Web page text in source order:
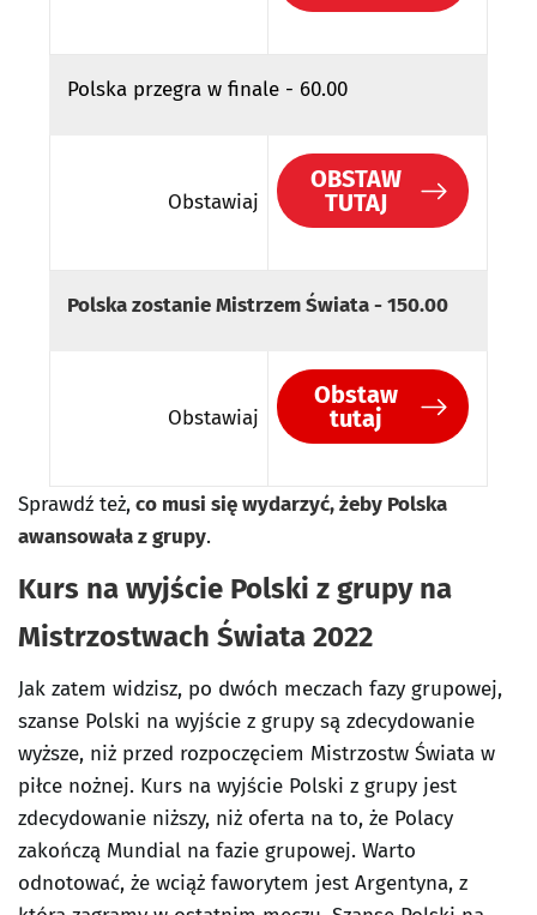
Polska przegra w finale - 60.00
Obstawiaj
OBSTAW
TUTAJ
Polska zostanie Mistrzem Świata - 150.00
Obstawiaj
Obstaw
tutaj
Sprawdź też,co musi się wydarzyć, żeby Polska
awansowała z grupy.
Kurs na wyjście Polski z grupy na
Mistrzostwach Świata 2022
Jak zatem widzisz, po dwóch meczach fazy grupowej,
szanse Polski na wyjście z grupy są zdecydowanie
wyższe, niż przed rozpoczęciem Mistrzostw Świata w
piłce nożnej. Kurs na wyjście Polski z grupy jest
zdecydowanie niższy, niż oferta na to, że Polacy
zakończą Mundial na fazie grupowej. Warto
odnotować, że wciąż faworytem jest Argentyna, z